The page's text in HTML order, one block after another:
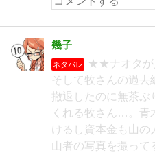
幾子
ネタバレ
★★ナオタが
そして牧さんの過去
撤退したのに無茶ぶ
くれる牧さん…。青
けるし資本金も山の
山者の写真を撮って